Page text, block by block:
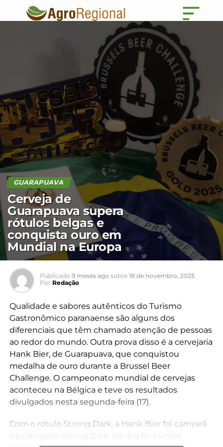
GUARAPUAVA
Cerveja de
Guarapuava supera
rótulos belgas e
conquista ouro em
Mundial na Europa
Publicado 9 meses ago sobre 18 de novembro, 2025
Por Redação
Qualidade e sabores autênticos do Turismo
Gastronômico paranaense são alguns dos
diferenciais que têm chamado atenção de pessoas
ao redor do mundo. Outra prova disso é a cervejaria
Hank Bier, de Guarapuava, que conquistou
medalha de ouro durante a Brussel Beer
Challenge. O campeonato mundial de cervejas
aconteceu na Bélgica e teve os resultados
divulgados nesta segunda-feira (17).
Com o rótulo Strong Dark, a Hank Bier foi campeã